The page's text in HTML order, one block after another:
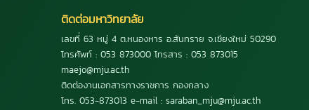
ติดต่อมหาวิทยาลัย
เลขที่ 63 หมู่ 4 ต.หนองหาร อ.สันทราย จ.เชียงใหม่ 50290
โทรศัพท์ : 053 873000 โทรสาร : 053 873015
maejo@mju.ac.th
ติดต่องานเอกสารทางราชการ กองกลาง
โทร. 053-873013 e-mail : saraban_mju@mju.ac.th